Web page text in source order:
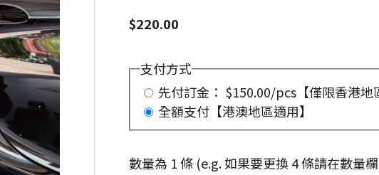
$220.00
支付方式
先付訂金： $150.00/pcs【僅限香港地
全額支付【港澳地區適用】
數量為 1 條 (e.g. 如果要更換 4 條請在數量